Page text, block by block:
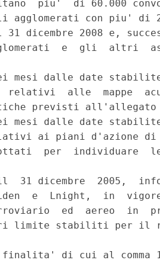
piu'  di 60.000
agglomerati con piu' di
31 dicembre 2008 e,
e  gli  altri
mesi dalle date
alle  mappe
previsti
mesi dalle date
ai piani d'azione di
per  individuare  le
31 dicembre  2005,
e  Lnight,  in
ed  aereo  in
limite stabiliti per il
di cui al comma